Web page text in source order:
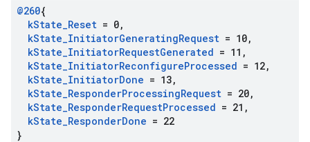
@260{
kState_Reset = 0,
kState_InitiatorGeneratingRequest = 10,
kState_InitiatorRequestGenerated = 11 ,
kState_InitiatorReconfigureProcessed = 12,
kState_InitiatorDone = 13,
kState_ResponderProcessingRequest = 20,
kState_ResponderRequestProcessed = 21 ,
kState_ResponderDone = 22
}